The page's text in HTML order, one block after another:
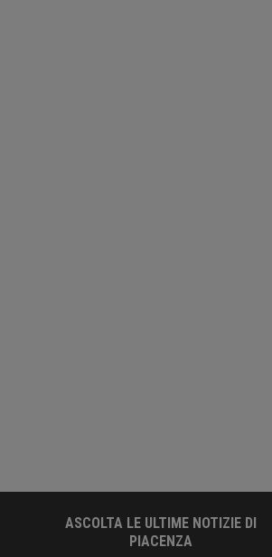
ASCOLTA LE ULTIME NOTIZIE DI
PIACENZA